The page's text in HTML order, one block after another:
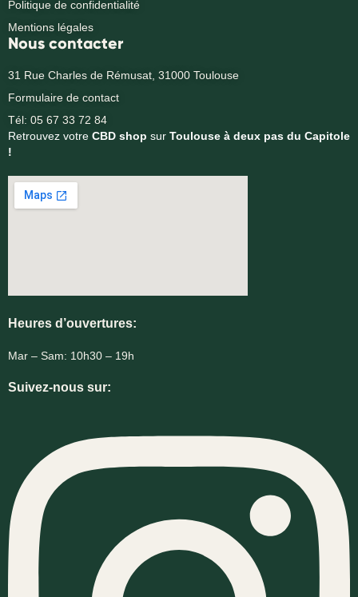
Politique de confidentialité
Mentions légales
Nous contacter
31 Rue Charles de Rémusat, 31000 Toulouse
Formulaire de contact
Tél: 05 67 33 72 84
Retrouvez votre CBD shop sur Toulouse à deux pas du Capitole
!
Heures d’ouvertures:
Mar – Sam: 10h30 – 19h
Suivez-nous sur: